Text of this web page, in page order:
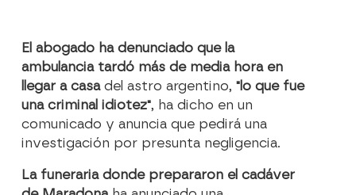
El abogado ha denunciado que la
ambulancia tardó más de media hora en
llegar a casadel astro argentino,"lo que fue
una criminal idiotez", ha dicho en un
comunicado y anuncia que pedirá una
investigación por presunta negligencia.
La funeraria donde prepararon el cadáver